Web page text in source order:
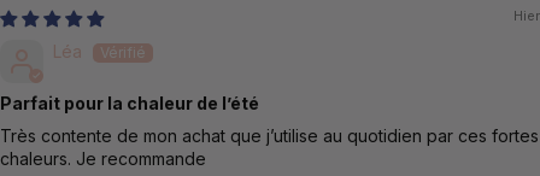
Hier
Léa
Parfait pour la chaleur de l’été
Très contente de mon achat que j’utilise au quotidien par ces fortes
chaleurs. Je recommande